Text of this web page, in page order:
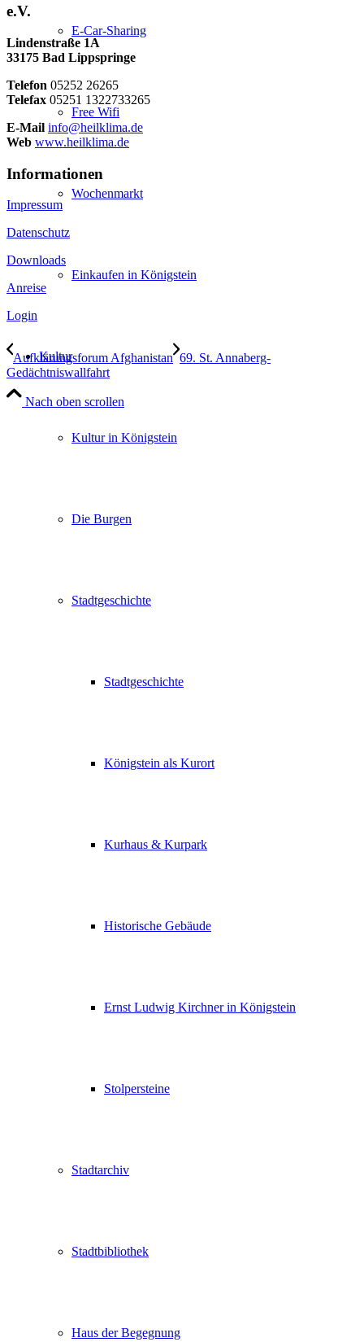
E-Car-Sharing
Free Wifi
Wochenmarkt
Einkaufen in Königstein
Kultur
Kultur in Königstein
Die Burgen
Stadtgeschichte
Stadtgeschichte
Königstein als Kurort
Kurhaus & Kurpark
Historische Gebäude
Ernst Ludwig Kirchner in Königstein
Stolpersteine
Stadtarchiv
Stadtbibliothek
Haus der Begegnung
e.V.
Lindenstraße 1A
33175 Bad Lippspringe
Telefon 05252 26265
Telefax 05251 1322733265
E-Mail info@heilklima.de
Web www.heilklima.de
Informationen
Impressum
Datenschutz
Downloads
Anreise
Login
Aufklärungsforum Afghanistan 69. St. Annaberg-
Gedächtniswallfahrt
Nach oben scrollen